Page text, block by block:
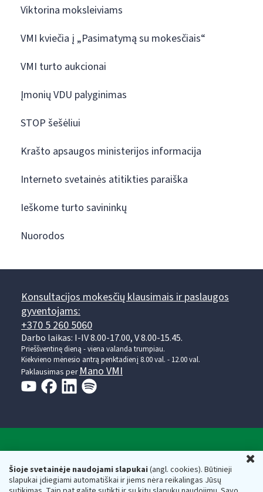
Šioje svetainėje naudojami slapukai(angl. cookies). Būtinieji
slapukai įdiegiami automatiškai ir jiems nėra reikalingas Jūsų
Viktorina moksleiviams
VMI kviečia į „Pasimatymą su mokesčiais“
VMI turto aukcionai
Įmonių VDU palyginimas
STOP šešėliui
Krašto apsaugos ministerijos informacija
Interneto svetainės atitikties paraiška
Ieškome turto savininkų
Nuorodos
Konsultacijos mokesčių klausimais ir paslaugos
gyventojams:
+370 5 260 5060
Darbo laikas: I-IV 8.00-17.00, V 8.00-15.45.
Prieššventinę dieną - viena valanda trumpiau.
Kiekvieno mėnesio antrą penktadienį 8.00 val. - 12.00 val.
Paklausimas perMano VMI
Valstybinė mokesčių inspekcija prie Lietuvos
Respublikos finansų ministerijos
Biudžetinė įstaiga. Juridinio asmens kodas — 188659752,